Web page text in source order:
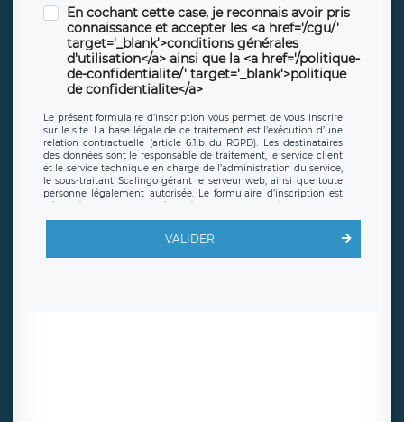
En cochant cette case, je reconnais avoir pris
connaissance et accepter les <a href='/cgu/'
target='_blank'>conditions générales
d'utilisation</a> ainsi que la <a href='/politique-
de-confidentialite/' target='_blank'>politique
de confidentialite</a>
Le présent formulaire d’inscription vous permet de vous inscrire
sur le site. La base légale de ce traitement est l’exécution d’une
relation contractuelle (article 6.1.b du RGPD). Les destinataires
des données sont le responsable de traitement, le service client
et le service technique en charge de l’administration du service,
le sous-traitant Scalingo gérant le serveur web, ainsi que toute
personne légalement autorisée. Le formulaire d’inscription est
offrant desclauses de protection conformes au RGPD. Les
en sollicite la suppression, étant entendu que vous pouvez
demander la suppression de vos données et retirer votre
VALIDER